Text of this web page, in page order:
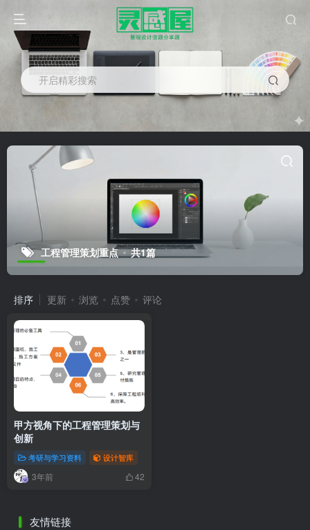
开启精彩搜索
工程管理策划重点 共1篇
排序 更新 浏览 点赞 评论
甲方视角下的工程管理策划与
创新
考研与学习资料 设计智库
3年前 42
友情链接